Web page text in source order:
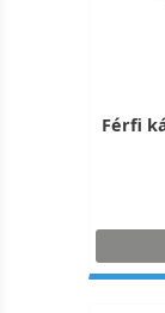
Férfi